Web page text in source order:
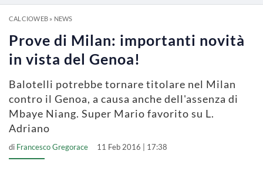
CALCIOWEB» NEWS
Prove di Milan: importanti novità
in vista del Genoa!
Balotelli potrebbe tornare titolare nel Milan
contro il Genoa, a causa anche dell'assenza di
Mbaye Niang. Super Mario favorito su L.
Adriano
di Francesco Gregorace 11 Feb 2016 | 17:38